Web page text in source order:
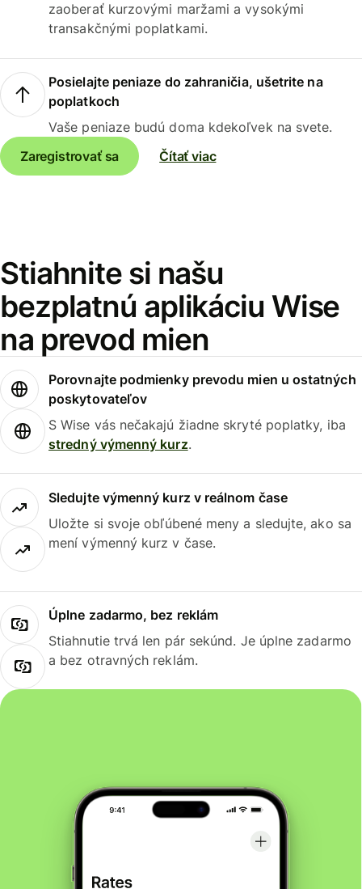
zaoberať kurzovými maržami a vysokými
transakčnými poplatkami.
Posielajte peniaze do zahraničia, ušetrite na
poplatkoch
Vaše peniaze budú doma kdekoľvek na svete.
Zaregistrovať sa
Čítať viac
Stiahnite si našu
bezplatnú aplikáciu Wise
na prevod mien
Porovnajte podmienky prevodu mien u ostatných
poskytovateľov
S Wise vás nečakajú žiadne skryté poplatky, iba
stredný výmenný kurz.
Sledujte výmenný kurz v reálnom čase
Uložte si svoje obľúbené meny a sledujte, ako sa
mení výmenný kurz v čase.
Úplne zadarmo, bez reklám
Stiahnutie trvá len pár sekúnd. Je úplne zadarmo
a bez otravných reklám.